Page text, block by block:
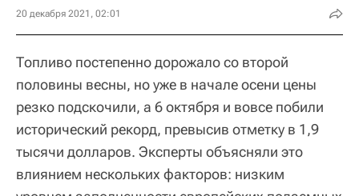
20 декабря 2021, 02:01
Топливо постепенно дорожало со второй
половины весны, но уже в начале осени цены
резко подскочили, а 6 октября и вовсе побили
исторический рекорд, превысив отметку в 1,9
тысячи долларов. Эксперты объясняли это
влиянием нескольких факторов: низким